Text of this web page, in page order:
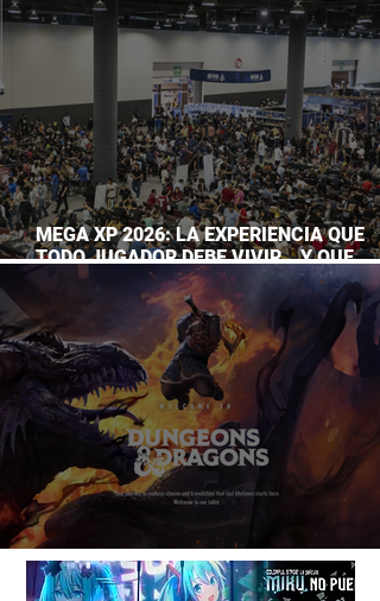
ESTRENO
MEGA XP 2026: LA EXPERIENCIA QUE
TODO JUGADOR DEBE VIVIR… Y QUE
AHORA PUEDES DISFRUTAR A TU RITMO
DUNGEONS & DRAGONS ¿TE ATREVES?